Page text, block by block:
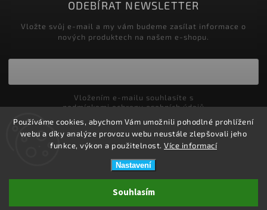
Používáme cookies, abychom Vám umožnili pohodlné prohlížení
webu a díky analýze provozu webu neustále zlepšovali jeho
funkce, výkon a použitelnost. Více informací
Nastavení
Souhlasím
ODEBÍRAT NEWSLETTER
Vložte svůj e-mail a my vám budeme zasílat informace o
nových produktech na našem e-shopu.
podmínkami ochrany osobních údajů
Přihlásit se
ZDRAVOTNÍ POTŘEBY DRDLOVÁ